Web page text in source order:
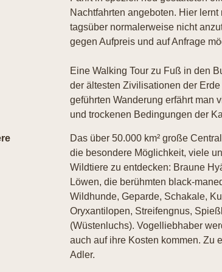
Nachtfahrten angeboten. Hier
tagsüber normalerweise nicht
gegen Aufpreis und auf Anfrage
Eine Walking Tour zu Fuß in den
der ältesten Zivilisationen der
geführten Wanderung erfährt man
und trockenen Bedingungen der
Das über 50.000 km² große
die besondere Möglichkeit, viele
Wildtiere zu entdecken: Braune
Löwen, die berühmten black-
Wildhunde, Geparde, Schakale,
Oryxantilopen, Streifengnus,
(Wüstenluchs). Vogelliebhaber
auch auf ihre Kosten kommen. Zu
Adler.